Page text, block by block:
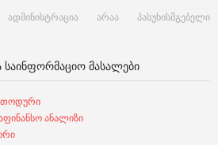
არაა პასუხისმგებელი
ᲛᲐᲡᲐᲚᲔᲑᲘ
ანალიზი